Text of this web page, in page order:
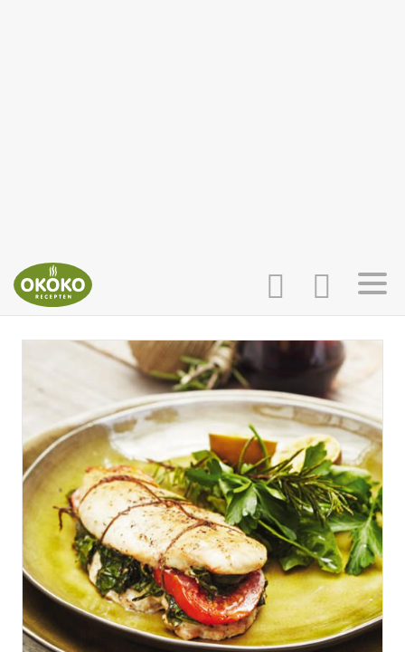
INLOGGEN
AANMELDEN
HOME
RECEPTEN
WEEKMENU'S
KOOKBOEKEN